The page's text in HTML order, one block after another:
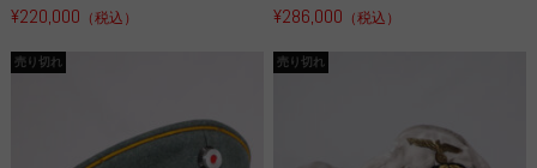
¥220,000 （税込） ¥286,000 （税込）
売り切れ 売り切れ